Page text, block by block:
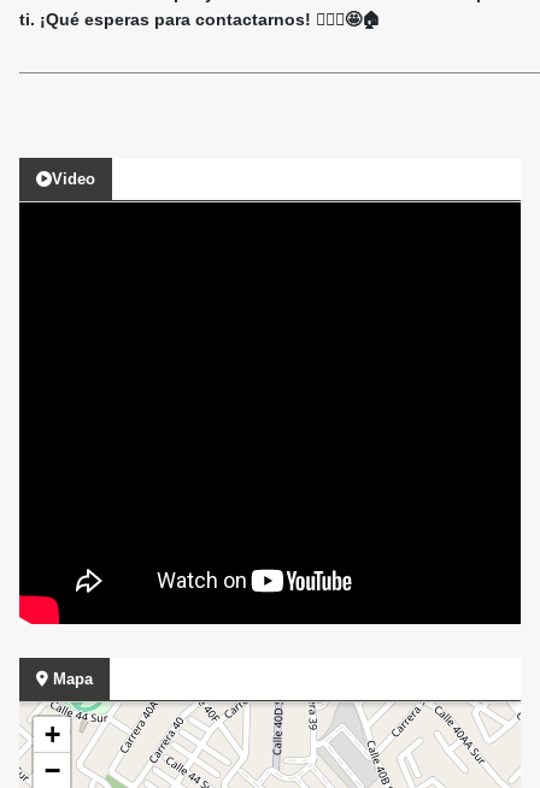
ti. ¡Qué esperas para contactarnos! 🙋🏻‍♀️🤩🏠
Video
Mapa
+
−